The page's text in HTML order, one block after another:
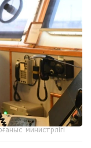
министрлігі